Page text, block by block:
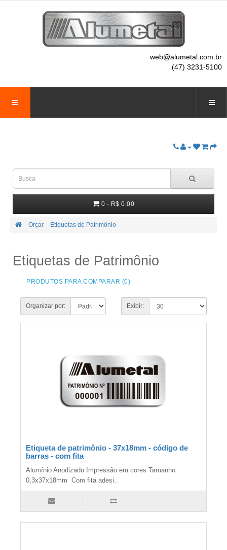
web@alumetal.com.br
(47) 3231-5100
0 - R$ 0,00
Orçar Etiquetas de Patrimônio
Etiquetas de Patrimônio
PRODUTOS PARA COMPARAR (0)
Organizar por: Exibir:
Etiqueta de patrimônio - 37x18mm - código de
barras - com fita
Alumínio Anodizado Impressão em cores Tamanho
0,3x37x18mm Com fita adesi..